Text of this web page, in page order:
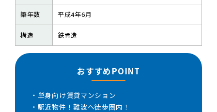
築年数 平成4年6月
構造 鉄骨造
おすすめPOINT
・単身向け賃貸マンション
・駅近物件！難波へ徒歩圏内！